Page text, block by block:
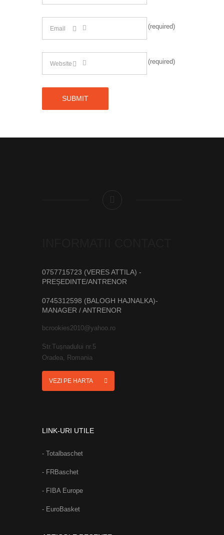
(required)
(required)
0757715723 (VERES ATTILA) -
PREȘEDINTE/ANTRENOR
0745312598 (BALOGH HAJNALKA)-
MANAGER / ANTRENOR
bcrookies2010@yahoo.ro
Str.Tușnadului nr.5
Oradea, Romania
VEZI PE HARTA
LINK-URI UTILE
- Totalbaschet
- FRBaschet
- FIBA Europe
- EuroBasket